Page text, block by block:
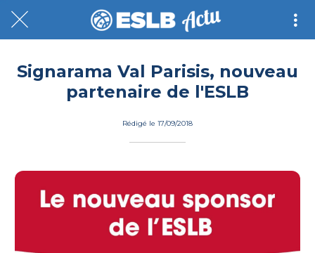
Signarama Val Parisis, nouveau
partenaire de l'ESLB
Rédigé le 17/09/2018